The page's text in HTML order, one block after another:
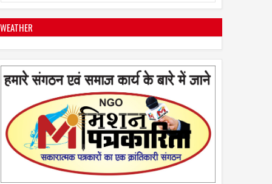
स्त्रियां गुरु क्यों नही बन सकती
2022 0
WEATHER